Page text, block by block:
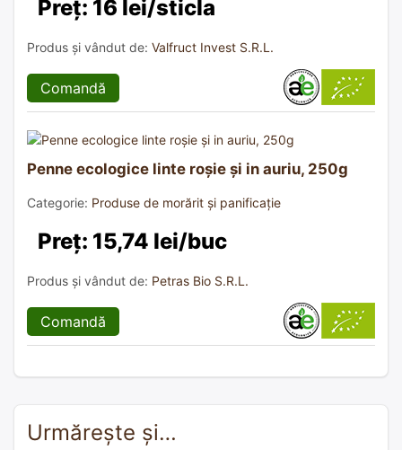
Preț: 16 lei/sticla
Produs și vândut de: Valfruct Invest S.R.L.
Comandă
Penne ecologice linte roșie și in auriu, 250g
Categorie: Produse de morărit și panificație
Preț: 15,74 lei/buc
Produs și vândut de: Petras Bio S.R.L.
Comandă
Urmărește și…